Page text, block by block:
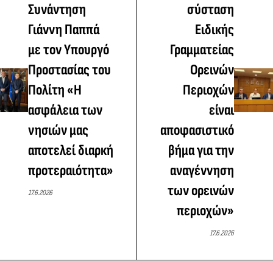
Συνάντηση
Γιάννη Παππά
με τον Υπουργό
Προστασίας του
Πολίτη «Η
ασφάλεια των
νησιών μας
αποτελεί διαρκή
προτεραιότητα»
17.6.2026
σύσταση
Ειδικής
Γραμματείας
Ορεινών
Περιοχών
είναι
αποφασιστικό
βήμα για την
αναγέννηση
των ορεινών
περιοχών»
17.6.2026